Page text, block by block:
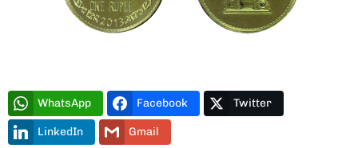
WhatsApp Facebook Twitter
LinkedIn Gmail